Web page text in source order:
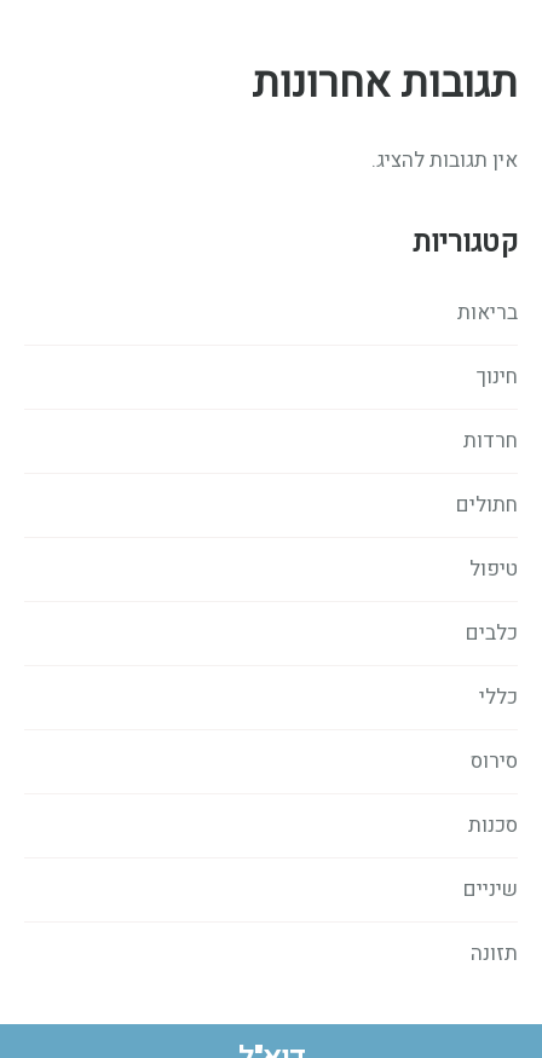
תגובות אחרונות
אין תגובות להציג.
קטגוריות
בריאות
חינוך
חרדות
חתולים
טיפול
כלבים
כללי
סירוס
סכנות
שיניים
תזונה